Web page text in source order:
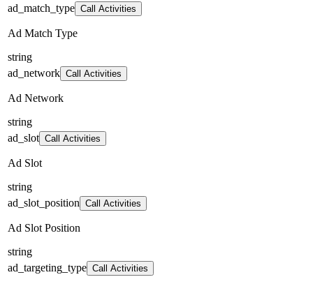
ad_match_type Call Activities
Ad Match Type
string
ad_network Call Activities
Ad Network
string
ad_slot Call Activities
Ad Slot
string
ad_slot_position Call Activities
Ad Slot Position
string
ad_targeting_type Call Activities